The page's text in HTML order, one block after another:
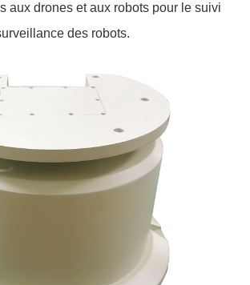
aux drones et aux robots pour le suivi
des robots.